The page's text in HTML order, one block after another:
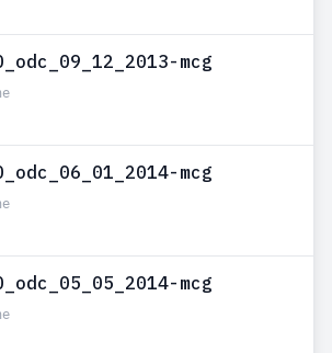
mcg
mcg
mcg